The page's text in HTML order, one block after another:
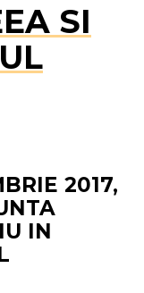
SI
2017,
IN